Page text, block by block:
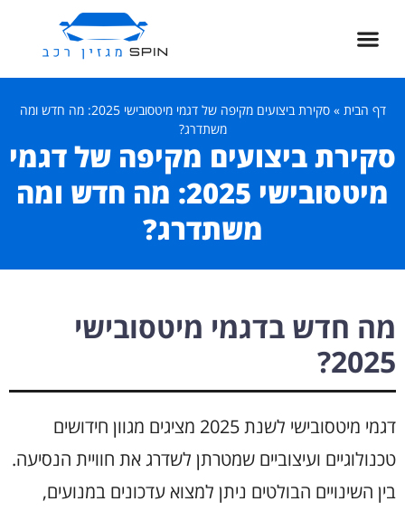
דף הבית »
סקירת ביצועים מקיפה של דגמי מיטסובישי 2025: מה חדש ומה
משתדרג?
סקירת ביצועים מקיפה של דגמי
מיטסובישי 2025: מה חדש ומה
משתדרג?
מה חדש בדגמי מיטסובישי
2025?
דגמי מיטסובישי לשנת 2025 מציגים מגוון חידושים
טכנולוגיים ועיצוביים שמטרתן לשדרג את חוויית הנסיעה.
בין השינויים הבולטים ניתן למצוא עדכונים במנועים,